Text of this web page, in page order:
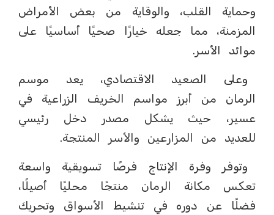
وحماية القلب، والوقاية من بعض الأمراض
المزمنة، مما جعله خيارًا صحيًا أساسيًا على
موائد الأسر.
وعلى الصعيد الاقتصادي، يعد موسم
الرمان من أبرز مواسم الخريف الزراعية في
عسير، حيث يشكل مصدر دخل رئيسي
للعديد من المزارعين والأسر المنتجة.
وتوفر وفرة الإنتاج فرصًا تسويقية واسعة
تعكس مكانة الرمان منتجًا محليًا أصيلًا،
فضلًا عن دوره في تنشيط الأسواق وتحريك